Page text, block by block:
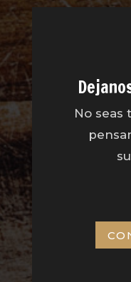
No seas